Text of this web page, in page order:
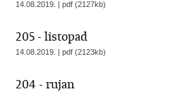
14.08.2019. | pdf (2127kb)
205 - listopad
14.08.2019. | pdf (2123kb)
204 - rujan